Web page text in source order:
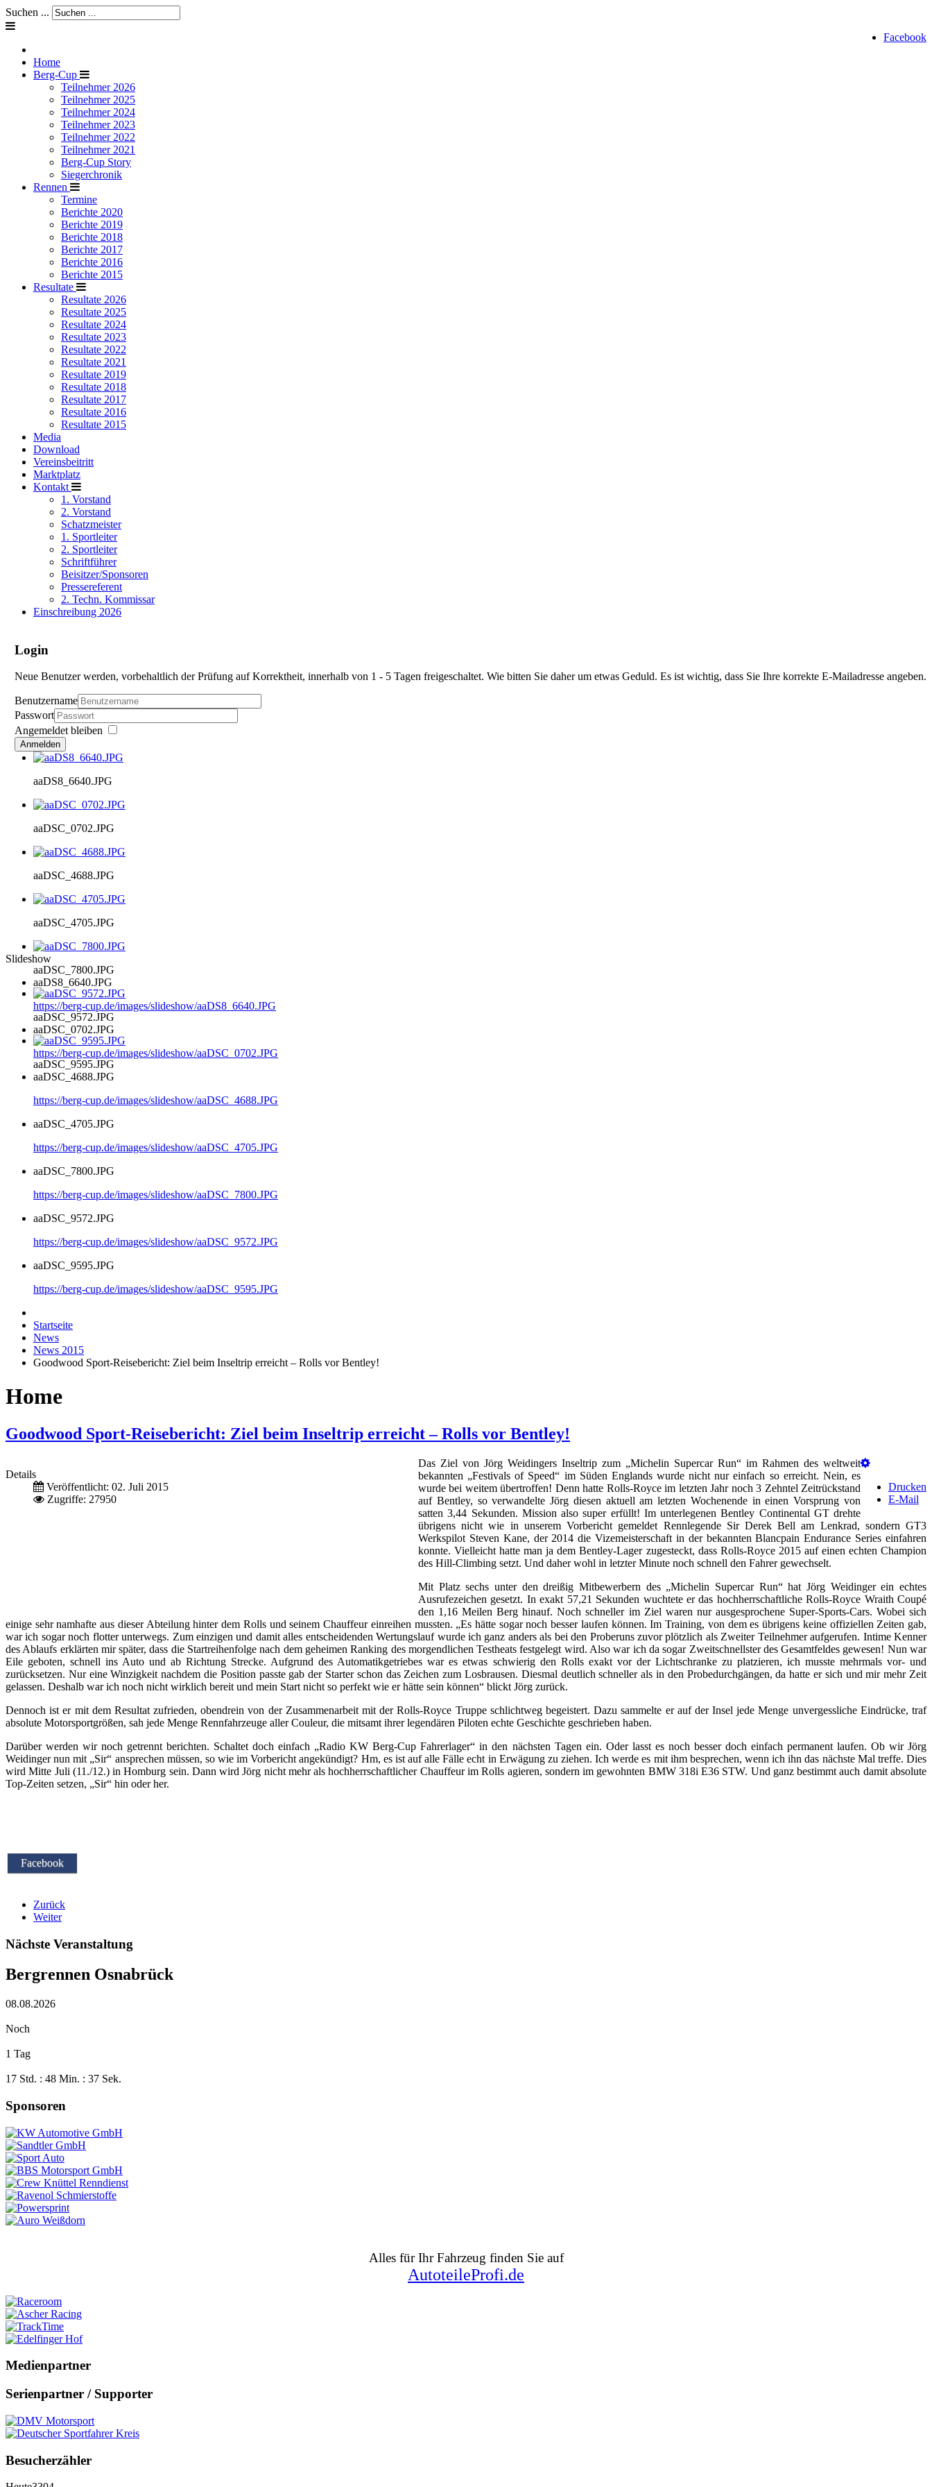
Suchen ...
Facebook
Home
Berg-Cup
Teilnehmer 2026
Teilnehmer 2025
Teilnehmer 2024
Teilnehmer 2023
Teilnehmer 2022
Teilnehmer 2021
Berg-Cup Story
Siegerchronik
Rennen
Termine
Berichte 2020
Berichte 2019
Berichte 2018
Berichte 2017
Berichte 2016
Berichte 2015
Resultate
Resultate 2026
Resultate 2025
Resultate 2024
Resultate 2023
Resultate 2022
Resultate 2021
Resultate 2019
Resultate 2018
Resultate 2017
Resultate 2016
Resultate 2015
Media
Download
Vereinsbeitritt
Marktplatz
Kontakt
1. Vorstand
2. Vorstand
Schatzmeister
1. Sportleiter
2. Sportleiter
Schriftführer
Beisitzer/Sponsoren
Pressereferent
2. Techn. Kommissar
Einschreibung 2026
Login
Neue Benutzer werden, vorbehaltlich der Prüfung auf Korrektheit, innerhalb von 1 - 5 Tagen freigeschaltet. Wie bitten Sie daher um etwas Geduld. Es ist wichtig, dass Sie Ihre korrekte E-Mailadresse angeben.
Benutzername
Passwort
Angemeldet bleiben
Anmelden
aaDS8_6640.JPG
aaDSC_0702.JPG
aaDSC_4688.JPG
aaDSC_4705.JPG
aaDSC_7800.JPG
aaDSC_9572.JPG
aaDSC_9595.JPG
Slideshow
aaDS8_6640.JPG
https://berg-cup.de/images/slideshow/aaDS8_6640.JPG
aaDSC_0702.JPG
https://berg-cup.de/images/slideshow/aaDSC_0702.JPG
aaDSC_4688.JPG
https://berg-cup.de/images/slideshow/aaDSC_4688.JPG
aaDSC_4705.JPG
https://berg-cup.de/images/slideshow/aaDSC_4705.JPG
aaDSC_7800.JPG
https://berg-cup.de/images/slideshow/aaDSC_7800.JPG
aaDSC_9572.JPG
https://berg-cup.de/images/slideshow/aaDSC_9572.JPG
aaDSC_9595.JPG
https://berg-cup.de/images/slideshow/aaDSC_9595.JPG
Startseite
News
News 2015
Goodwood Sport-Reisebericht: Ziel beim Inseltrip erreicht – Rolls vor Bentley!
Home
Goodwood Sport-Reisebericht: Ziel beim Inseltrip erreicht – Rolls vor Bentley!
Details
Veröffentlicht: 02. Juli 2015
Zugriffe: 27950
Drucken
E-Mail
Das Ziel von Jörg Weidingers Inseltrip zum „Michelin Supercar Run“ im Rahmen des weltweit
bekannten „Festivals of Speed“ im Süden Englands wurde nicht nur einfach so erreicht. Nein, es
wurde bei weitem übertroffen! Denn hatte Rolls-Royce im letzten Jahr noch 3 Zehntel Zeitrückstand
auf Bentley, so verwandelte Jörg diesen aktuell am letzten Wochenende in einen Vorsprung von
satten 3,44 Sekunden. Mission also super erfüllt! Im unterlegenen Bentley Continental GT drehte
übrigens nicht wie in unserem Vorbericht gemeldet Rennlegende Sir Derek Bell am Lenkrad, sondern GT3
Werkspilot Steven Kane, der 2014 die Vizemeisterschaft in der bekannten Blancpain Endurance Series einfahren
konnte. Vielleicht hatte man ja dem Bentley-Lager zugesteckt, dass Rolls-Royce 2015 auf einen echten Champion
des Hill-Climbing setzt. Und daher wohl in letzter Minute noch schnell den Fahrer gewechselt.
Mit Platz sechs unter den dreißig Mitbewerbern des „Michelin Supercar Run“ hat Jörg Weidinger ein echtes
Ausrufezeichen gesetzt. In exakt 57,21 Sekunden wuchtete er das hochherrschaftliche Rolls-Royce Wraith Coupé
den 1,16 Meilen Berg hinauf. Noch schneller im Ziel waren nur ausgesprochene Super-Sports-Cars. Wobei sich
einige sehr namhafte aus dieser Abteilung hinter dem Rolls und seinem Chauffeur einreihen mussten. „Es hätte sogar noch besser laufen können. Im Training, von dem es übrigens keine offiziellen Zeiten gab,
war ich sogar noch flotter unterwegs. Zum einzigen und damit alles entscheidenden Wertungslauf wurde ich ganz anders als bei den Proberuns zuvor plötzlich als Zweiter Teilnehmer aufgerufen. Intime Kenner
des Ablaufs erklärten mir später, dass die Startreihenfolge nach dem geheimen Ranking des morgendlichen Testheats festgelegt wird. Also war ich da sogar Zweitschnellster des Gesamtfeldes gewesen! Nun war
Eile geboten, schnell ins Auto und ab Richtung Strecke. Aufgrund des Automatikgetriebes war es etwas schwierig den Rolls exakt vor der Lichtschranke zu platzieren, ich musste mehrmals vor- und
zurücksetzen. Nur eine Winzigkeit nachdem die Position passte gab der Starter schon das Zeichen zum Losbrausen. Diesmal deutlich schneller als in den Probedurchgängen, da hatte er sich und mir mehr Zeit
gelassen. Deshalb war ich noch nicht wirklich bereit und mein Start nicht so perfekt wie er hätte sein können“ blickt Jörg zurück.
Dennoch ist er mit dem Resultat zufrieden, obendrein von der Zusammenarbeit mit der Rolls-Royce Truppe schlichtweg begeistert. Dazu sammelte er auf der Insel jede Menge unvergessliche Eindrücke, traf
absolute Motorsportgrößen, sah jede Menge Rennfahrzeuge aller Couleur, die mitsamt ihrer legendären Piloten echte Geschichte geschrieben haben.
Darüber werden wir noch getrennt berichten. Schaltet doch einfach „Radio KW Berg-Cup Fahrerlager“ in den nächsten Tagen ein. Oder lasst es noch besser doch einfach permanent laufen. Ob wir Jörg
Weidinger nun mit „Sir“ ansprechen müssen, so wie im Vorbericht angekündigt? Hm, es ist auf alle Fälle echt in Erwägung zu ziehen. Ich werde es mit ihm besprechen, wenn ich ihn das nächste Mal treffe. Dies
wird Mitte Juli (11./12.) in Homburg sein. Dann wird Jörg nicht mehr als hochherrschaftlicher Chauffeur im Rolls agieren, sondern im gewohnten BMW 318i E36 STW. Und ganz bestimmt auch damit absolute
Top-Zeiten setzen, „Sir“ hin oder her.
Facebook
Zurück
Weiter
Nächste Veranstaltung
Bergrennen Osnabrück
08.08.2026
Noch
1 Tag
17 Std. : 48 Min. : 36 Sek.
Sponsoren
Alles für Ihr Fahrzeug finden Sie auf
AutoteileProfi.de
Medienpartner
Serienpartner / Supporter
Besucherzähler